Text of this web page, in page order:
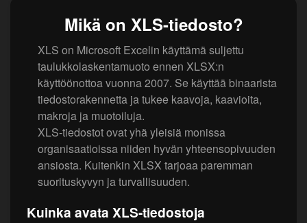
Mikä on XLS-tiedosto?
XLS on Microsoft Excelin käyttämä suljettu
taulukkolaskentamuoto ennen XLSX:n
käyttöönottoa vuonna 2007. Se käyttää binaarista
tiedostorakennetta ja tukee kaavoja, kaavioita,
makroja ja muotoiluja.
XLS-tiedostot ovat yhä yleisiä monissa
organisaatioissa niiden hyvän yhteensopivuuden
ansiosta. Kuitenkin XLSX tarjoaa paremman
suorituskyvyn ja turvallisuuden.
Kuinka avata XLS-tiedostoja